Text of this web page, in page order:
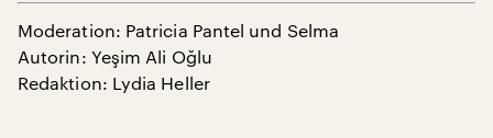
Moderation: Patricia Pantel und Selma
Autorin: Yeşim Ali Oğlu
Redaktion: Lydia Heller